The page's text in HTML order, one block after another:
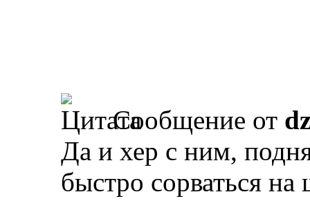
Сообщение от
Да и хер с ним,
быстро сорваться